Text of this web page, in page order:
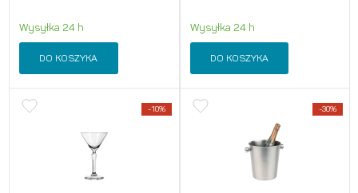
Wysyłka 24 h
DO KOSZYKA
Wysyłka 24 h
DO KOSZYKA
-10% -30%